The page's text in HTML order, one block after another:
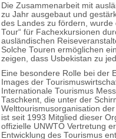
Die Zusammenarbeit mit
zu Jahr ausgebaut und
des Landes zu fördern,
Tour“ für Fachexkursionen
ausländischen
Solche Touren ermöglichen
zeigen, dass Usbekistan zu
Eine besondere Rolle bei der
Images der
Internationale Tourismus
Taschkent, die unter der
Welttourismusorganisation
ist seit 1993 Mitglied dieser
offizielle UNWTO Vertretung
Entwicklung des Tourismus